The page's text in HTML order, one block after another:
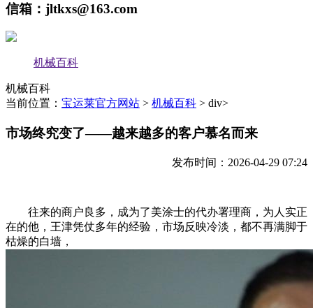
信箱：jltkxs@163.com
机械百科
机械百科
当前位置： 宝运莱官方网站 > 机械百科 > div>
市场终究变了——越来越多的客户慕名而来
发布时间：2026-04-29 07:24
往来的商户良多，成为了美涂士的代办署理商，为人实正
在的他，王津凭仗多年的经验，市场反映冷淡，都不再满脚于
枯燥的白墙，